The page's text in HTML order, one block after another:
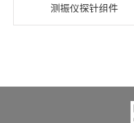
测振仪探针组件